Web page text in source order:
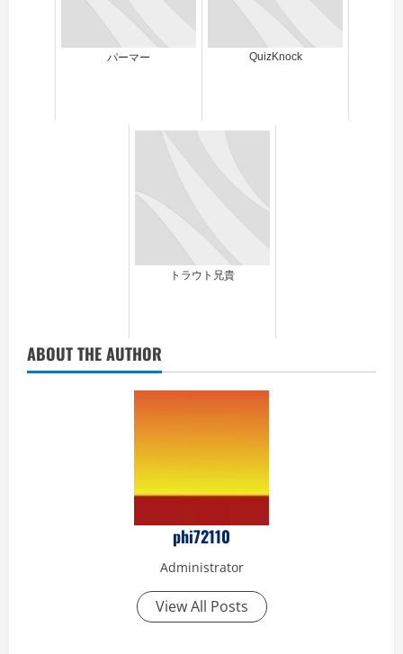
パーマー QuizKnock
トラウト兄貴
ABOUT THE AUTHOR
phi72110
Administrator
View All Posts